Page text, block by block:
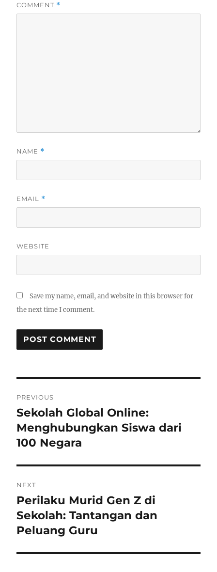
COMMENT *
NAME *
EMAIL *
WEBSITE
Save my name, email, and website in this browser for
the next time I comment.
navigation
PREVIOUS
Previous
post:
Sekolah Global Online:
Menghubungkan Siswa dari
100 Negara
NEXT
Next
post:
Perilaku Murid Gen Z di
Sekolah: Tantangan dan
Peluang Guru